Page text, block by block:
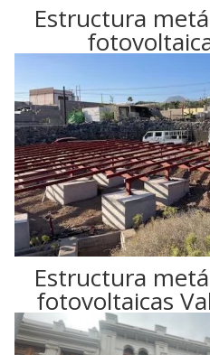
Estructura
Estructura
fotovoltaicas